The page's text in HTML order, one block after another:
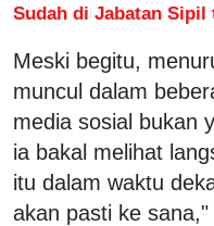
Sudah di Jabatan Sipil
Meski begitu,
muncul dalam
media sosial bukan
ia bakal melihat
itu dalam waktu
akan pasti ke sana,"